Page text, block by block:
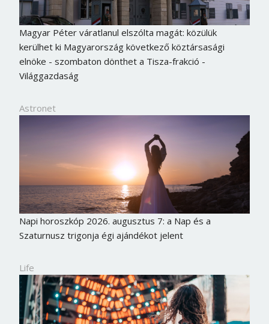
Magyar Péter váratlanul elszólta magát: közülük
kerülhet ki Magyarország következő köztársasági
elnöke - szombaton dönthet a Tisza-frakció -
Világgazdaság
Astronet
Napi horoszkóp 2026. augusztus 7: a Nap és a
Szaturnusz trigonja égi ajándékot jelent
Life
Jelszó
Mégse Bejelentkezés